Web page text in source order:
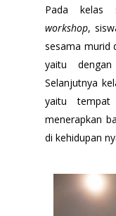
Pada kelas
workshop,
sesama murid
yaitu
Selanjutnya
yaitu
menerapkan
di kehidupan